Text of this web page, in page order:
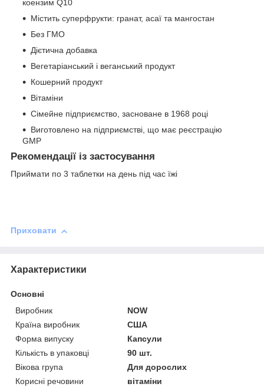
коензим Q10
Містить суперфрукти: гранат, асаї та мангостан
Без ГМО
Дієтична добавка
Вегетаріанський і веганський продукт
Кошерний продукт
Вітаміни
Сімейне підприємство, засноване в 1968 році
Виготовлено на підприємстві, що має реєстрацію
GMP
Рекомендації із застосування
Приймати по 3 таблетки на день під час їжі
Приховати
Характеристики
Основні
Виробник
NOW
Країна виробник
США
Форма випуску
Капсули
Кількість в упаковці
90 шт.
Вікова група
Для дорослих
Корисні речовини
вітаміни